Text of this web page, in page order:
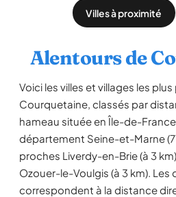
Villes à proximité
Alentours de
Voici les villes et villages les
Courquetaine, classés par
hameau située en Île-de-
département Seine-et-Marne
proches Liverdy-en-Brie (à 3
Ozouer-le-Voulgis (à 3 km).
correspondent à la distance